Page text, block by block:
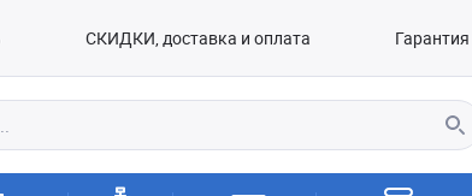
СКИДКИ, доставка и оплата Гарантия